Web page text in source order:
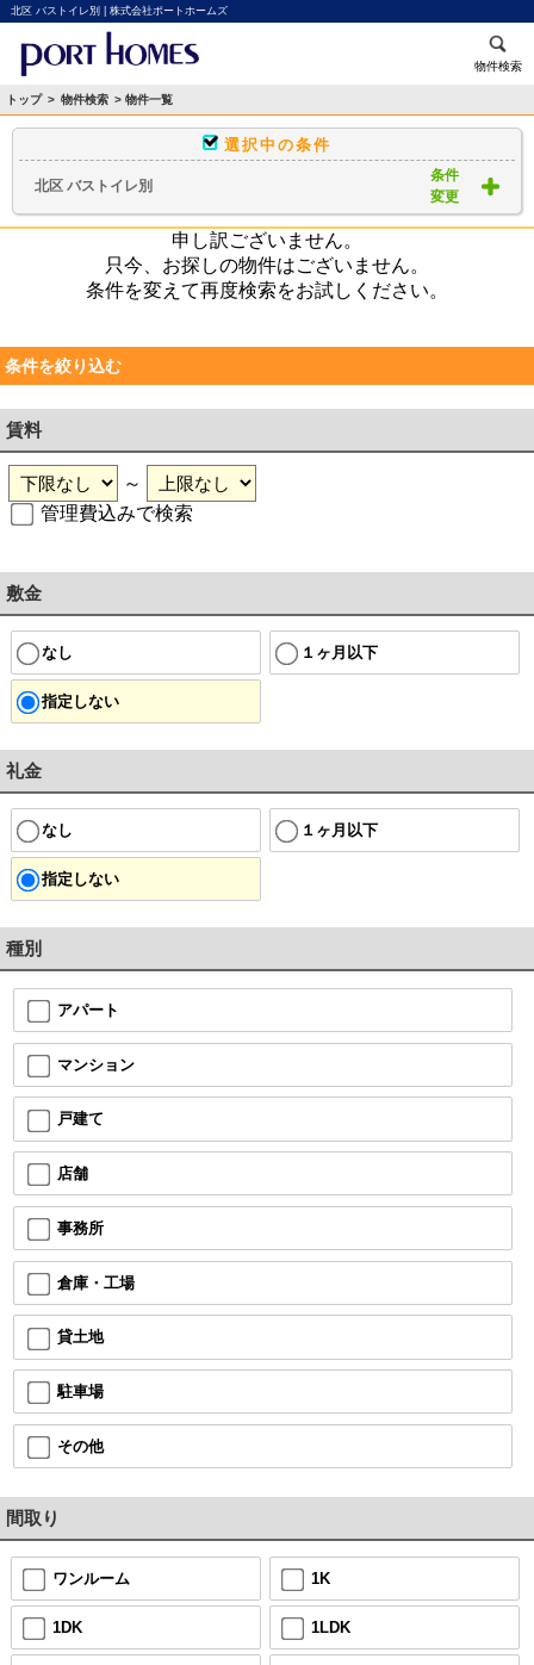
北区 バストイレ別 | 株式会社ポートホームズ
物件検索
トップ > 物件検索 > 物件一覧
選択中の条件
北区 バストイレ別
条件
変更
申し訳ございません。
只今、お探しの物件はございません。
条件を変えて再度検索をお試しください。
条件を絞り込む
賃料
～
管理費込みで検索
敷金
なし １ヶ月以下
指定しない
礼金
なし １ヶ月以下
指定しない
種別
アパート
マンション
戸建て
店舗
事務所
倉庫・工場
貸土地
駐車場
その他
間取り
ワンルーム 1K
1DK 1LDK